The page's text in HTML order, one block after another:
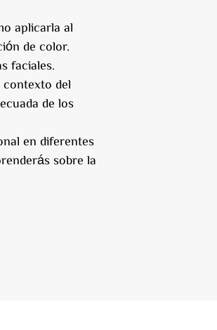
aplicarla al
de color.
faciales.
contexto del
de los
en diferentes
sobre la